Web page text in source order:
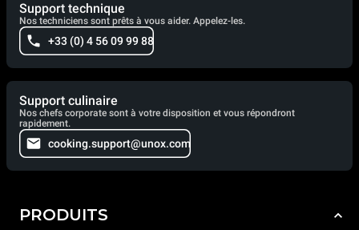
Support technique
Nos techniciens sont prêts à vous aider. Appelez-les.
+33 (0) 4 56 09 99 88
Support culinaire
Nos chefs corporate sont à votre disposition et vous répondront
rapidement.
cooking.support@unox.com
PRODUITS